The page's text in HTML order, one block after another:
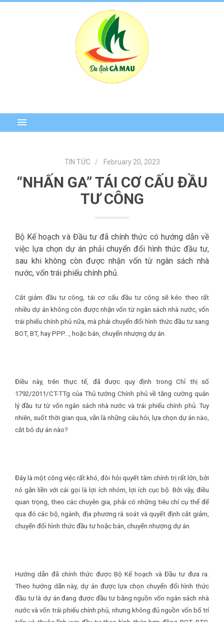
TIN TỨC February 20, 2023
“NHẤN GA” TÁI CƠ CẤU ĐẦU
TƯ CÔNG
Bộ Kế hoạch và Đầu tư đã chính thức có hướng dẫn về
việc lựa chọn dự án phải chuyển đổi hình thức đầu tư,
sau khi không còn được nhận vốn từ ngân sách nhà
nước, vốn trái phiếu chính phủ.
Cắt giảm đầu tư công, tái cơ cấu đầu tư công sẽ kéo theo rất
nhiều dự án không còn được nhận vốn từ ngân sách nhà nước, vốn
trái phiếu chính phủ nữa, mà phải chuyển đổi hình thức đầu tư sang
BOT, BT, hay PPP…, hoặc bán, chuyển nhượng dự án.
Điều này, trên thực tế, đã được quy định trong Chỉ thị số
1792/2011/CT-TTg của Thủ tướng Chính phủ về tăng cường quản
lý đầu tư từ vốn ngân sách nhà nước và trái phiếu chính phủ. Tuy
nhiên, suốt thời gian qua, vẫn là những câu hỏi, lựa chọn dự án nào,
cắt bỏ dự án nào?
Đây là một công việc rất khó, đòi hỏi quyết tâm chính trị rất lớn, bởi
nó gắn liền với cái gọi là lợi ích nhóm, lợi ích cục bộ. Bởi vậy, điều
quan trọng, theo các chuyên gia, phải có những tiêu chí cụ thể để
qua đó các bộ, ngành, địa phương rà soát và quyết định cắt giảm,
chuyển đổi hình thức đầu tư hoặc bán, chuyển nhượng dự án.
Hướng dẫn đã chính thức được Bộ Kế hoạch và Đầu tư đưa ra.
Theo hướng dẫn này, dự án được lựa chọn chuyển đổi hình thức
đầu tư là dự án đang được đầu tư bằng nguồn vốn ngân sách nhà
nước và vốn trái phiếu chính phủ, nhưng không đủ nguồn vốn bố trí